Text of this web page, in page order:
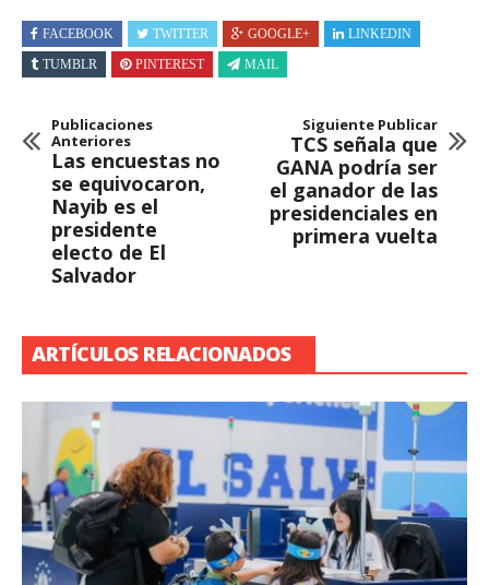
FACEBOOK TWITTER GOOGLE+
LINKEDIN
TUMBLR
PINTEREST MAIL
Publicaciones
Anteriores
Las encuestas no
se equivocaron,
Nayib es el
presidente
electo de El
Salvador
Siguiente Publicar
TCS señala que
GANA podría ser
el ganador de las
presidenciales en
primera vuelta
ARTÍCULOS RELACIONADOS